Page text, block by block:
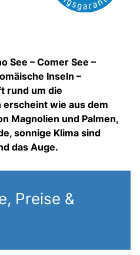
See – Comer See –
Inseln –
rund um die
wie aus dem
Magnolien und Palmen,
sonnige Klima sind
das Auge.
Preise &